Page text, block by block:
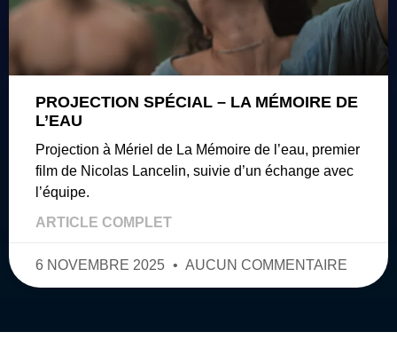
PROJECTION SPÉCIAL – LA MÉMOIRE DE
L’EAU
Projection à Mériel de La Mémoire de l’eau, premier
film de Nicolas Lancelin, suivie d’un échange avec
l’équipe.
ARTICLE COMPLET
6 NOVEMBRE 2025 AUCUN COMMENTAIRE